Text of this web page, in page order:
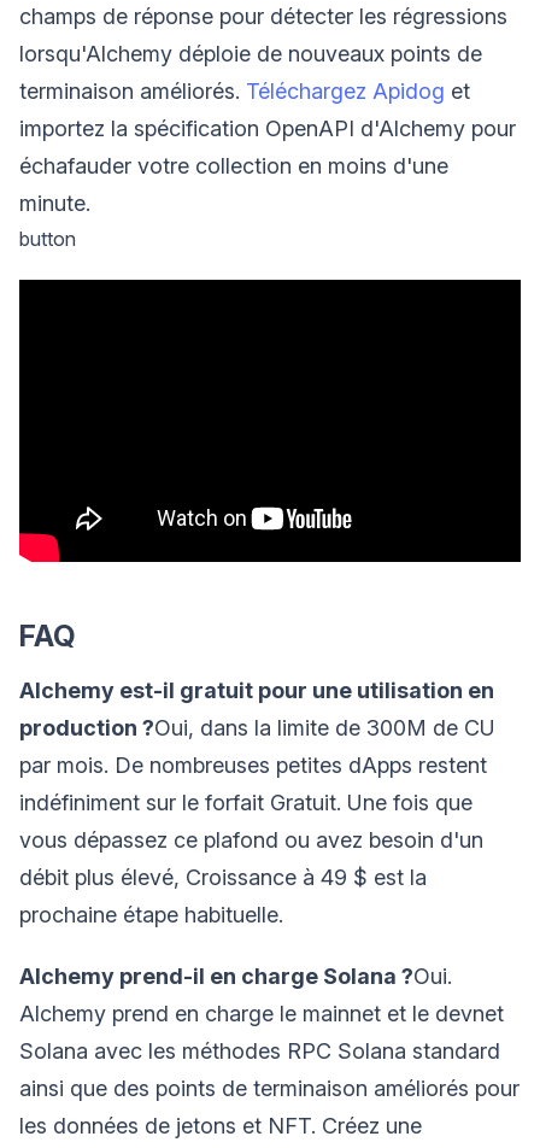
champs de réponse pour détecter les régressions
lorsqu'Alchemy déploie de nouveaux points de
terminaison améliorés. Téléchargez Apidog et
importez la spécification OpenAPI d'Alchemy pour
échafauder votre collection en moins d'une
minute.
button
FAQ
Alchemy est-il gratuit pour une utilisation en
production ?Oui, dans la limite de 300M de CU
par mois. De nombreuses petites dApps restent
indéfiniment sur le forfait Gratuit. Une fois que
vous dépassez ce plafond ou avez besoin d'un
débit plus élevé, Croissance à 49 $ est la
prochaine étape habituelle.
Alchemy prend-il en charge Solana ?Oui.
Alchemy prend en charge le mainnet et le devnet
Solana avec les méthodes RPC Solana standard
ainsi que des points de terminaison améliorés pour
les données de jetons et NFT. Créez une